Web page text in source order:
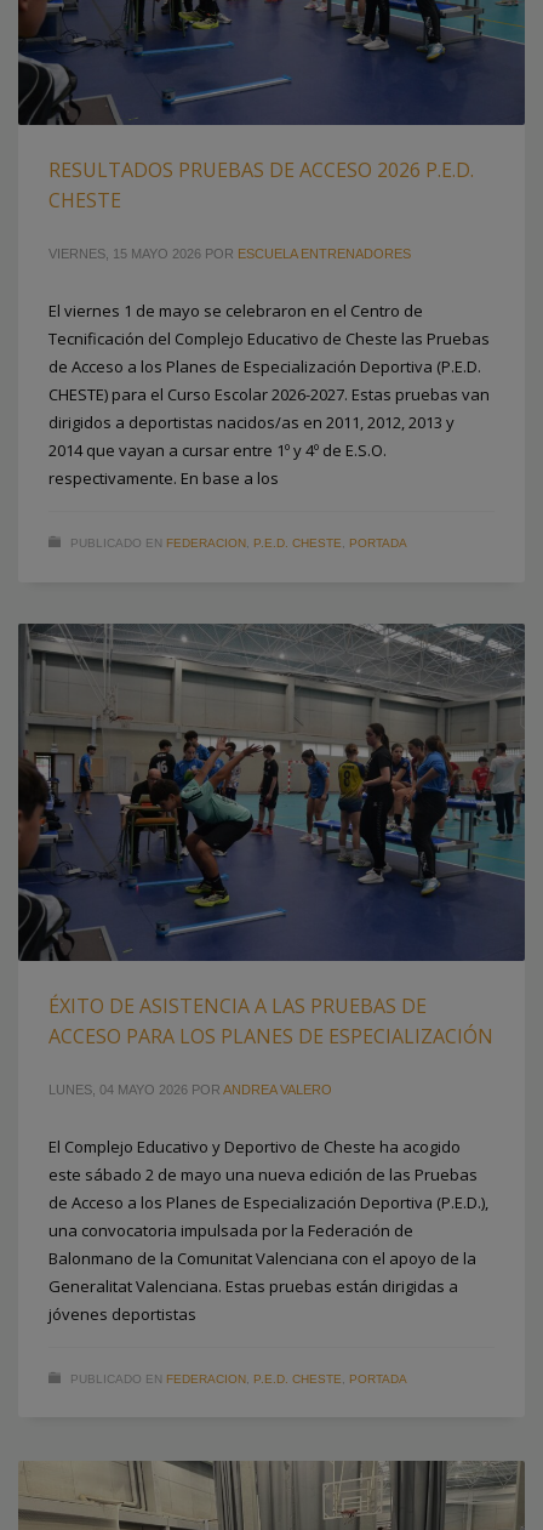
RESULTADOS PRUEBAS DE ACCESO 2026 P.E.D.
CHESTE
VIERNES, 15 MAYO 2026 POR ESCUELA ENTRENADORES
El viernes 1 de mayo se celebraron en el Centro de
Tecnificación del Complejo Educativo de Cheste las Pruebas
de Acceso a los Planes de Especialización Deportiva (P.E.D.
CHESTE) para el Curso Escolar 2026-2027. Estas pruebas van
dirigidos a deportistas nacidos/as en 2011, 2012, 2013 y
2014 que vayan a cursar entre 1º y 4º de E.S.O.
respectivamente. En base a los
PUBLICADO EN FEDERACION P.E.D. CHESTE PORTADA
ÉXITO DE ASISTENCIA A LAS PRUEBAS DE
ACCESO PARA LOS PLANES DE ESPECIALIZACIÓN
LUNES, 04 MAYO 2026 POR ANDREA VALERO
El Complejo Educativo y Deportivo de Cheste ha acogido
este sábado 2 de mayo una nueva edición de las Pruebas
de Acceso a los Planes de Especialización Deportiva (P.E.D.),
una convocatoria impulsada por la Federación de
Balonmano de la Comunitat Valenciana con el apoyo de la
Generalitat Valenciana. Estas pruebas están dirigidas a
jóvenes deportistas
PUBLICADO EN FEDERACION P.E.D. CHESTE PORTADA